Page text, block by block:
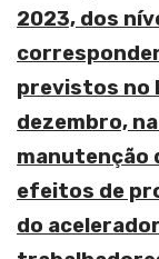
2023, dos
previstos no
dezembro,
manutenção
efeitos de
do